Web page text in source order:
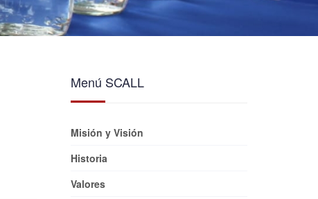
Menú SCALL
Misión y Visión
Historia
Valores